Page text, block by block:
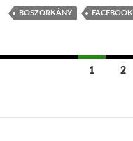
BOSZORKÁNY FACEBOOK
1 2